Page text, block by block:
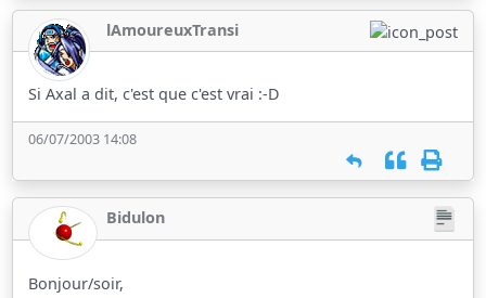
lAmoureuxTransi
Si Axal a dit, c'est que c'est vrai :-D
06/07/2003 14:08
Bidulon
Bonjour/soir,